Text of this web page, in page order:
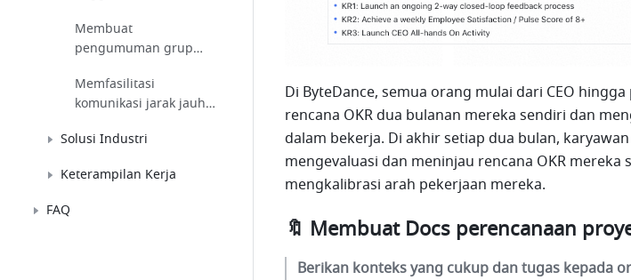
Membuat
pengumuman grup
Memfasilitasi
komunikasi jarak jauh
konsensus
Solusi Industri
Keterampilan Kerja
FAQ
Di ByteDance, semua orang mulai dari CEO
rencana OKR dua bulanan mereka sendiri dan
dalam bekerja. Di akhir setiap dua bulan,
mengevaluasi dan meninjau rencana OKR mereka
mengkalibrasi arah pekerjaan mereka.
🔖 Membuat Docs perencanaan
Berikan konteks yang cukup dan tugas kepada